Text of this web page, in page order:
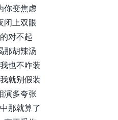
你变焦虑
闭上双眼
对不起
那胡辣汤
也不咋装
就别假装
演多夸张
那就算了